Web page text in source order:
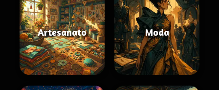
Artesanato Moda